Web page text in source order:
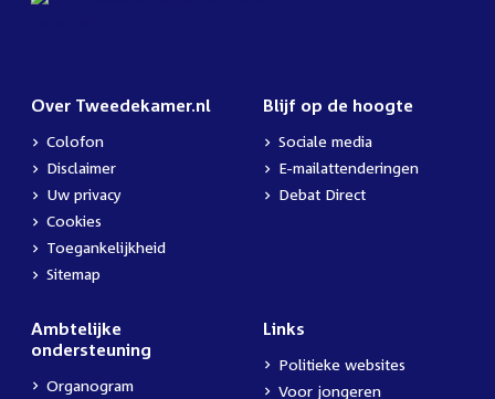
Over Tweedekamer.nl
Colofon
Disclaimer
Uw privacy
Cookies
Toegankelijkheid
Sitemap
Blijf op de hoogte
Sociale media
E-mailattenderingen
Debat Direct
Ambtelijke
ondersteuning
Organogram
Links
Politieke websites
Voor jongeren